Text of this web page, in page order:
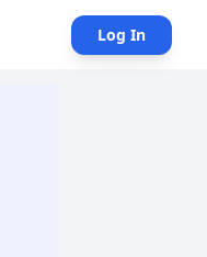
Log In